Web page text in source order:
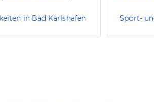
in Bad Karlshafen